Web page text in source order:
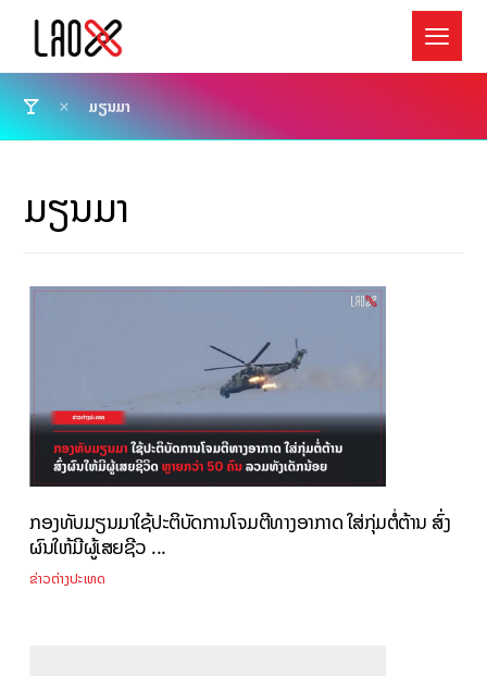
ມຽນມາ
ມຽນມາ
ກອງທັບມຽນມາໃຊ້ປະຕິບັດການໂຈມຕີທາງອາກາດ ໃສ່ກຸ່ມຕໍ່ຕ້ານ ສົ່ງ
ຜົນໃຫ້ມີຜູ້ເສຍຊີວ ...
ຂ່າວຕ່າງປະເທດ